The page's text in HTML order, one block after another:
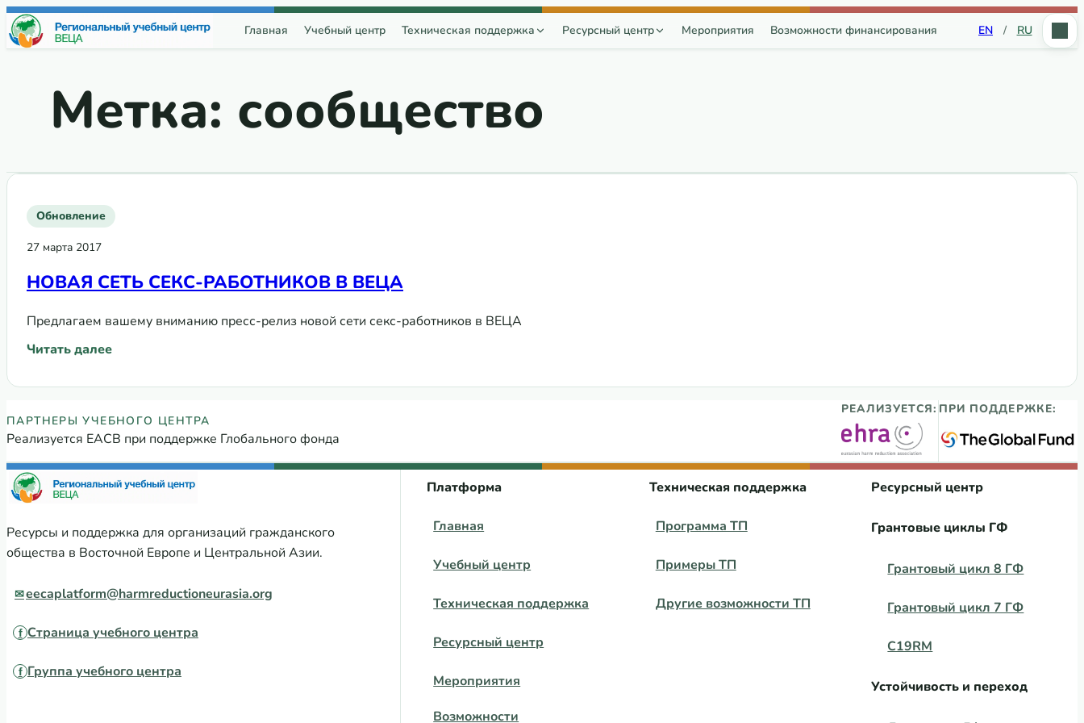
Перейти к содержимому
Главная Учебный центр Техническая поддержка Ресурсный центр Мероприятия Возможности финансирования EN / RU
Метка: сообщество
Обновление
27 марта 2017
НОВАЯ СЕТЬ СЕКС-РАБОТНИКОВ В ВЕЦА
Предлагаем вашему вниманию пресс-релиз новой сети секс-работников в ВЕЦА
Читать далее
: НОВАЯ СЕТЬ СЕКС-РАБОТНИКОВ В ВЕЦА
Партнеры Регионального учебного центра ВЕЦА
ПАРТНЕРЫ УЧЕБНОГО ЦЕНТРА
Реализуется ЕАСВ при поддержке Глобального фонда
РЕАЛИЗУЕТСЯ: ПРИ ПОДДЕРЖКЕ:
Ресурсы и поддержка для организаций гражданского
общества в Восточной Европе и Центральной Азии.
eecaplatform@harmreductioneurasia.org
Страница учебного центра
Группа учебного центра
Платформа
Главная
Учебный центр
Техническая поддержка
Ресурсный центр
Мероприятия
Возможности
Техническая поддержка
Программа ТП
Примеры ТП
Другие возможности ТП
Ресурсный центр
Грантовые циклы ГФ
Грантовый цикл 8 ГФ
Грантовый цикл 7 ГФ
C19RM
Устойчивость и переход